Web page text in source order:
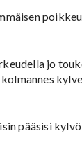
jo
pääsisi